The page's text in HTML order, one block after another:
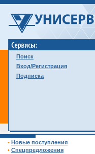
Поиск
Вход/Регистрация
Подписка
• Новые поступления
• Спецпредложения